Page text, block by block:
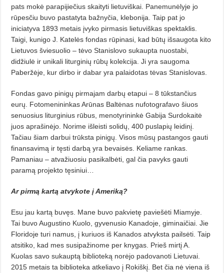
pats mokė parapijiečius skaityti lietuviškai. Panemunėlyje jo
rūpesčiu buvo pastatyta bažnyčia, klebonija. Taip pat jo
iniciatyva 1893 metais įvyko pirmasis lietuviškas spektaklis.
Taigi, kunigo J. Katelės fondas rūpinasi, kad būtų išsaugota kito
Lietuvos šviesuolio – tėvo Stanislovo sukaupta nuostabi,
didžiulė ir unikali liturginių rūbų kolekcija. Ji yra saugoma
Paberžėje, kur dirbo ir dabar yra palaidotas tėvas Stanislovas.
Fondas gavo pinigų pirmajam darbų etapui – 8 tūkstančius
eurų. Fotomenininkas Arūnas Baltėnas nufotografavo šiuos
senuosius liturginius rūbus, menotyrininkė Gabija Surdokaitė
juos aprašinėjo. Norime išleisti solidų, 400 puslapių leidinį.
Tačiau šiam darbui trūksta pinigų. Visos mūsų pastangos gauti
finansavimą ir tęsti darbą yra bevaisės. Keliame rankas.
Pamaniau – atvažiuosiu pasikalbėti, gal čia pavyks gauti
paramą projekto tęsiniui…
Ar pirmą kartą atvykote į Ameriką?
Esu jau kartą buvęs. Mane buvo pakvietę paviešėti Miamyje.
Tai buvo Augustino Kuolo, gyvenusio Kanadoje, giminaičiai. Jie
Floridoje turi namus, į kuriuos iš Kanados atvyksta pailsėti. Taip
atsitiko, kad mes susipažinome per knygas. Prieš mirtį A.
Kuolas savo sukauptą biblioteką norėjo padovanoti Lietuvai.
2015 metais ta biblioteka atkeliavo į Rokiškį. Bet čia nė viena iš